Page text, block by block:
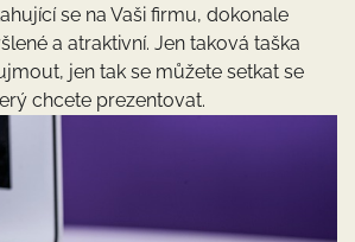
se na Vaši firmu, dokonale
a atraktivní. Jen taková taška
jen tak se můžete setkat se
chcete prezentovat.